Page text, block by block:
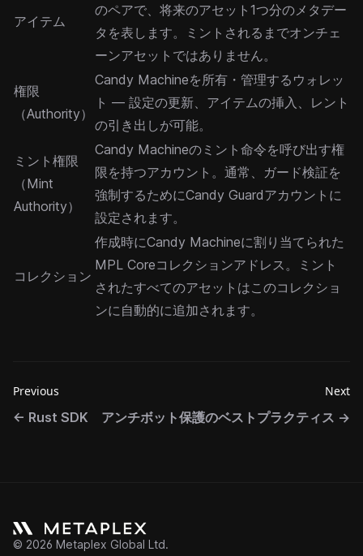
アイテム
のペアで、将来のアセット1つ分のメタデー
タを表します。ミントされるまでオンチェ
ーンアセットではありません。
権限
（Authority）
Candy Machineを所有・管理するウォレッ
ト — 設定の更新、アイテムの挿入、レント
の引き出しが可能。
ミント権限
（Mint
Authority）
Candy Machineのミント命令を呼び出す権
限を持つアカウント。通常、ガード検証を
強制するためにCandy Guardアカウントに
設定されます。
コレクション
作成時にCandy Machineに割り当てられた
MPL Coreコレクションアドレス。ミント
されたすべてのアセットはこのコレクショ
ンに自動的に追加されます。
Previous
← Rust SDK
Next
アンチボット保護のベストプラクティス →
© 2026 Metaplex Global Ltd.